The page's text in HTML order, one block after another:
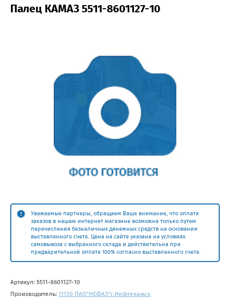
Палец КАМАЗ 5511-8601127-10
Уважаемые партнеры, обращаем Ваше внимание, что оплата
заказов в нашем интернет магазине возможна только путем
перечисления безналичных денежных средств на основании
выставленного счета. Цена на сайте указана на условиях
самовывоза с выбранного склада и действительна при
предварительной оплате 100% согласно выставленного счета.
Артикул: 5511-8601127-10
Производитель: 11130 ПАО"НЕФАЗ"г.Нефтекамск